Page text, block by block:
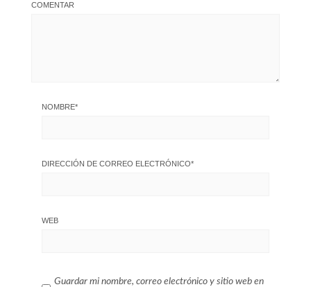
COMENTAR
NOMBRE*
DIRECCIÓN DE CORREO ELECTRÓNICO*
WEB
Guardar mi nombre, correo electrónico y sitio web en